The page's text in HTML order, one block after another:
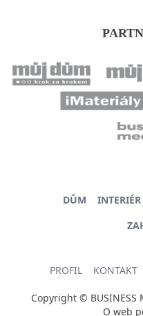
DŮM INTERIÉR
PROFIL KONTAKT
Copyright © BUSINESS